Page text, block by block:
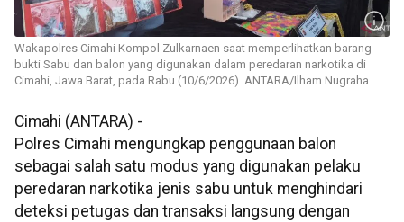
Wakapolres Cimahi Kompol Zulkarnaen saat memperlihatkan barang
bukti Sabu dan balon yang digunakan dalam peredaran narkotika di
Cimahi, Jawa Barat, pada Rabu (10/6/2026). ANTARA/Ilham Nugraha.
Cimahi (ANTARA) -
Polres Cimahi mengungkap penggunaan balon
sebagai salah satu modus yang digunakan pelaku
peredaran narkotika jenis sabu untuk menghindari
deteksi petugas dan transaksi langsung dengan